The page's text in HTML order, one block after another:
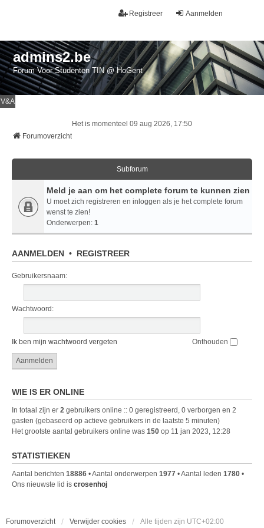
Aanmelden
Registreer
admins2.be
Forum Voor Studenten TIN @ HoGent
V&A
Het is momenteel 09 aug 2026, 17:50
Forumoverzicht
Subforum
Meld je aan om het complete forum te kunnen zien
U moet zich registreren en inloggen als je het complete forum
wenst te zien!
Onderwerpen: 1
AANMELDEN • REGISTREER
Gebruikersnaam:
Wachtwoord:
Ik ben mijn wachtwoord vergeten Onthouden
WIE IS ER ONLINE
In totaal zijn er 2 gebruikers online :: 0 geregistreerd, 0 verborgen en 2
gasten (gebaseerd op actieve gebruikers in de laatste 5 minuten)
Het grootste aantal gebruikers online was 150 op 11 jan 2023, 12:28
STATISTIEKEN
Aantal berichten 18886 • Aantal onderwerpen 1977 • Aantal leden 1780 •
Ons nieuwste lid is crosenhoj
Forumoverzicht Verwijder cookies Alle tijden zijn UTC+02:00